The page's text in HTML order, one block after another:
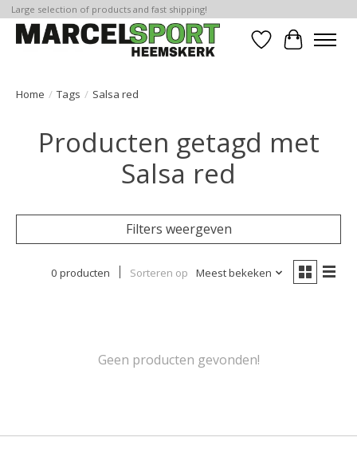
Large selection of products and fast shipping!
Verlanglijst
Home / Tags / Salsa red
Producten getagd met
Salsa red
Filters weergeven
0 producten Sorteren op Meest bekeken
Geen producten gevonden!